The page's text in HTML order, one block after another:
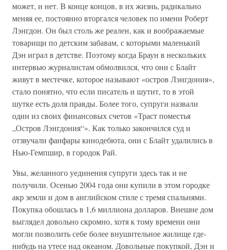
может, и нет. В конце концов, в их жизнь, радикально
меняя ее, постоянно вторгался человек по имени Роберт
Лэнгдон. Он был столь же реален, как и воображаемые
товарищи по детским забавам, с которыми маленький
Дэн играл в детстве. Поэтому когда Браун в нескольких
интервью журналистам обмолвился, что они с Блайт
живут в местечке, которое называют «остров Лэнгдония»,
стало понятно, что если писатель и шутит, то в этой
шутке есть доля правды. Более того, супруги назвали
один из своих финансовых счетов «Траст поместья
„Остров Лэнгдония“». Как только закончился суд и
отзвучали фанфары кинодебюта, они с Блайт удалились в
Нью-Гемпшир, в городок Рай.
Увы, желанного уединения супруги здесь так и не
получили. Осенью 2004 года они купили в этом городке
акр земли и дом в английском стиле с тремя спальнями.
Покупка обошлась в 1,6 миллиона долларов. Внешне дом
выглядел довольно скромно, хотя к тому времени они
могли позволить себе более внушительное жилище где-
нибудь на утесе над океаном. Довольные покупкой, Дэн и